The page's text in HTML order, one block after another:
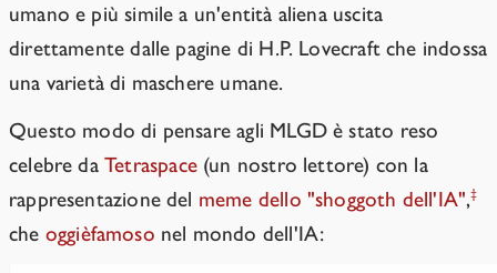
umano e più simile a un'entità aliena uscita
direttamente dalle pagine di H.P. Lovecraft che indossa
una varietà di maschere umane.
Questo modo di pensare agli MLGD è stato reso
celebre daTetraspace(un nostro lettore) con la
rappresentazione del meme dello "shoggoth dell'IA",‡
che oggièfamoso nel mondo dell'IA: